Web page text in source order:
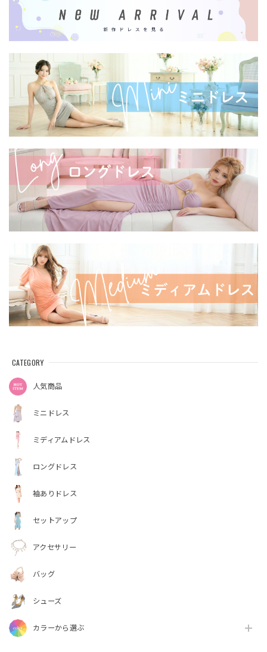
CATEGORY
人気商品
ミニドレス
ミディアムドレス
ロングドレス
袖ありドレス
セットアップ
アクセサリー
バッグ
シューズ
カラーから選ぶ